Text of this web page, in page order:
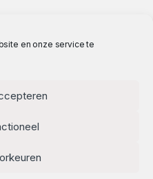
en onze service te